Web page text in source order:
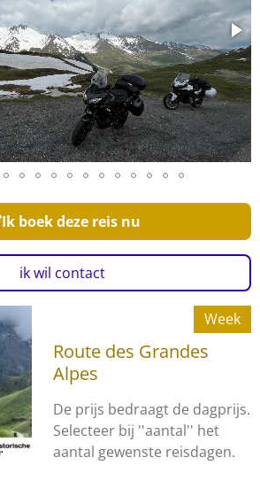
Ik boek deze reis nu
ik wil contact
Week
Route des Grandes
Alpes
De prijs bedraagt de dagprijs.
Selecteer bij ''aantal'' het
aantal gewenste reisdagen.